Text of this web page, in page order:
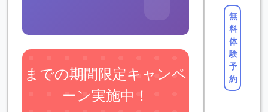
までの期間限定キャンペ
ーン実施中！
無
料
体
験
予
約